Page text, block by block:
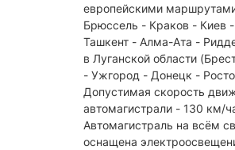
европейскими
Брюссель - Краков - Киев
Ташкент - Алма-Ата -
в Луганской области
- Ужгород - Донецк -
Допустимая скорость
автомагистрали - 130 км/
Автомагистраль на всём
оснащена